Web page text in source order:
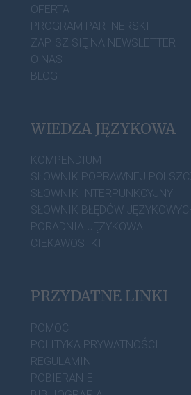
OFERTA
PROGRAM PARTNERSKI
ZAPISZ SIĘ NA NEWSLETTER
O NAS
BLOG
WIEDZA JĘZYKOWA
KOMPENDIUM
SŁOWNIK POPRAWNEJ
SŁOWNIK INTERPUNKCYJNY
SŁOWNIK BŁĘDÓW
PORADNIA JĘZYKOWA
CIEKAWOSTKI
PRZYDATNE LINKI
POMOC
POLITYKA PRYWATNOŚCI
REGULAMIN
POBIERANIE